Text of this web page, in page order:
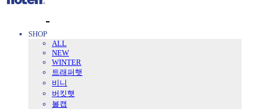
SHOP
ALL
NEW
WINTER
트래퍼햇
비니
버킷햇
볼캡